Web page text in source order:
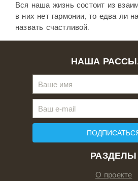
Вся наша жизнь состоит из
в них нет гармонии, то едва ли
назвать счастливой.
РАЗДЕЛЫ
О проекте
НАША